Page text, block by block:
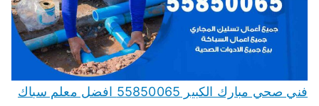
فني صحي مبارك الكبير 55850065 افضل معلم سباك